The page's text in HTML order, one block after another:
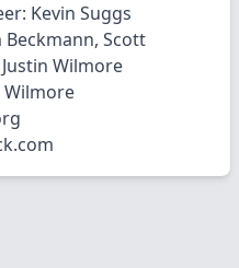
Kevin Suggs
Beckmann, Scott
Wilmore
Wilmore